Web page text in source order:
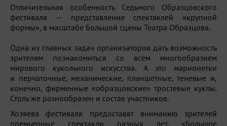
Отличительная особенность Седьмого Образцовского
фестиваля — представление спектаклей «крупной
формы», в масштабе Большой сцены Театра Образцова.
Одна из главных задач организаторов дать возможность
зрителям познакомиться со всем многообразием
мирового кукольного искусства. А это марионетки
и перчаточные, механические, планшетные, теневые и,
конечно, фирменные «образцовские» тростевые куклы.
Столь же разнообразен и состав участников.
Хозяева фестиваля предоставят вниманию зрителей
премьерные спектакли разных лет. «Большое